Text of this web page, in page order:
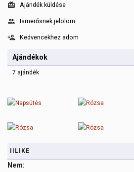
Ajándék küldése
Ismerősnek jelölöm
Kedvencekhez adom
Ajándékok
7 ajándék
IILIKE
Nem: